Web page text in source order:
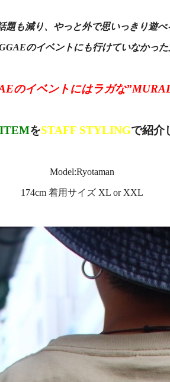
題も減り、やっと外で思いっきり遊べ
のイベントにも行けていなかった
のイベントにはラガな
をSTAFF STYLINGで紹介
Model:Ryotaman
174cm 着用サイズ XL or XXL